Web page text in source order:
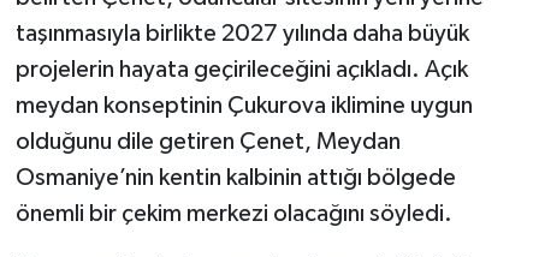
taşınmasıyla birlikte 2027 yılında daha büyük
projelerin hayata geçirileceğini açıkladı. Açık
meydan konseptinin Çukurova iklimine uygun
olduğunu dile getiren Çenet, Meydan
Osmaniye’nin kentin kalbinin attığı bölgede
önemli bir çekim merkezi olacağını söyledi.